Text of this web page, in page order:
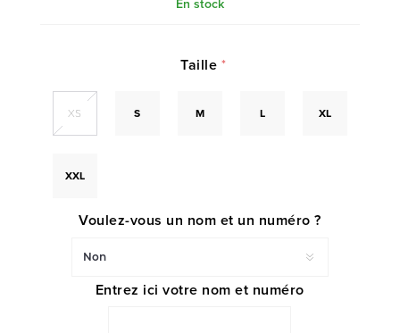
En stock
Taille *
XS S M L XL
XXL
Voulez-vous un nom et un numéro ?
Entrez ici votre nom et numéro